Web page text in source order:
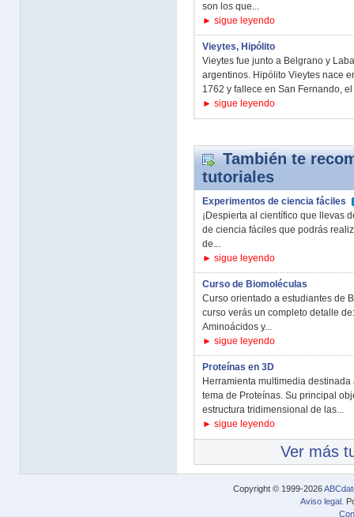
son los que...
► sigue leyendo
Vieytes, Hipólito
Vieytes fue junto a Belgrano y
argentinos. Hipólito Vieytes nace
1762 y fallece en San Fernando, el
► sigue leyendo
También te
tutoriales
Experimentos de ciencia fáciles
¡Despierta al científico que llevas
de ciencia fáciles que podrás
de...
► sigue leyendo
Curso de Biomoléculas
Curso orientado a estudiantes de
curso verás un completo detalle
Aminoácidos y...
► sigue leyendo
Proteínas en 3D
Herramienta multimedia
tema de Proteínas. Su principal
estructura tridimensional de las...
► sigue leyendo
Ver más
Copyright © 1999-2026
Aviso legal .